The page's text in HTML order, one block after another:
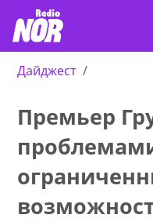
Дайджест
Премьер